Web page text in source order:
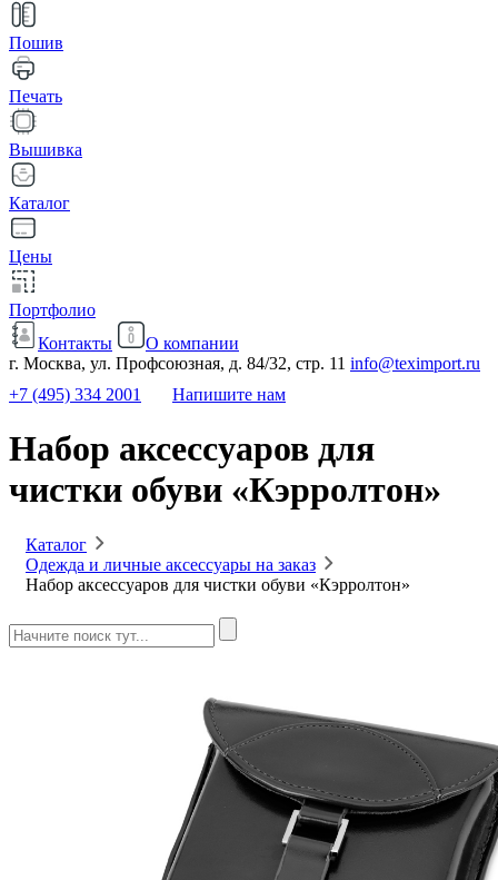
Пошив
Печать
Вышивка
Каталог
Цены
Портфолио
Контакты
О компании
г. Москва, ул. Профсоюзная, д. 84/32, стр. 11 info@teximport.ru
+7 (495) 334 2001
Напишите нам
Набор аксессуаров для
чистки обуви «Кэрролтон»
Каталог
Одежда и личные аксессуары на заказ
Набор аксессуаров для чистки обуви «Кэрролтон»